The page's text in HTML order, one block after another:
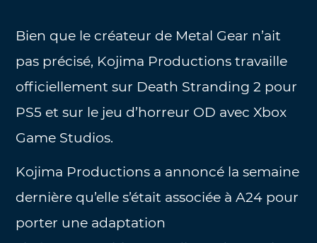
Bien que le créateur de Metal Gear n’ait
pas précisé, Kojima Productions travaille
officiellement sur Death Stranding 2 pour
PS5 et sur le jeu d’horreur OD avec Xbox
Game Studios.
Kojima Productions a annoncé la semaine
dernière qu’elle s’était associée à A24 pour
porter une adaptation